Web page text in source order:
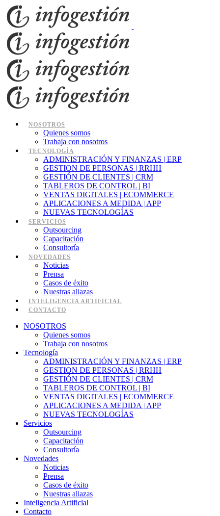
NOSOTROS
Quienes somos
Trabaja con nosotros
TECNOLOGÍA
ADMINISTRACIÓN Y FINANZAS | ERP
GESTION DE PERSONAS | RRHH
GESTIÓN DE CLIENTES | CRM
TABLEROS DE CONTROL | BI
VENTAS DIGITALES | ECOMMERCE
APLICACIONES A MEDIDA | APP
NUEVAS TECNOLOGÍAS
SERVICIOS
Outsourcing
Capacitación
Consultoría
NOVEDADES
Noticias
Prensa
Casos de éxito
Nuestras aliazas
INTELIGENCIA ARTIFICIAL
CONTACTO
NOSOTROS
Quienes somos
Trabaja con nosotros
Tecnología
ADMINISTRACIÓN Y FINANZAS | ERP
GESTION DE PERSONAS | RRHH
GESTIÓN DE CLIENTES | CRM
TABLEROS DE CONTROL | BI
VENTAS DIGITALES | ECOMMERCE
APLICACIONES A MEDIDA | APP
NUEVAS TECNOLOGÍAS
Servicios
Outsourcing
Capacitación
Consultoría
Novedades
Noticias
Prensa
Casos de éxito
Nuestras aliazas
Inteligencia Artificial
Contacto